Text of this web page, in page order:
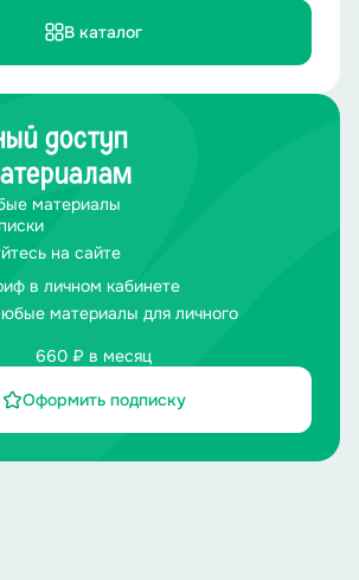
В каталог
доступ
материалы
на сайте
в личном кабинете
материалы для личного
660 ₽ в месяц
Оформить подписку